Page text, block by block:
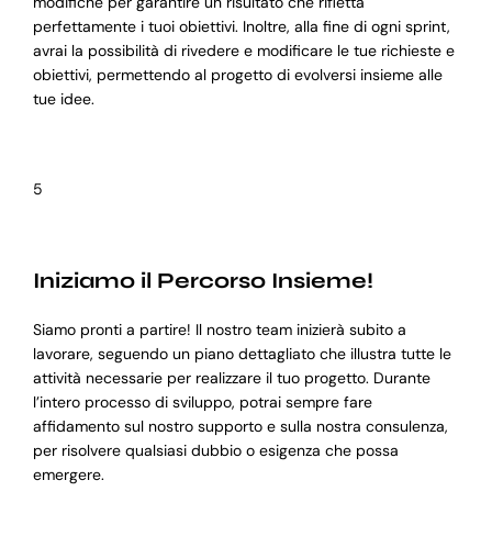
perfettamente i tuoi obiettivi. Inoltre, alla fine di ogni sprint,
avrai la possibilità di rivedere e modificare le tue richieste e
obiettivi, permettendo al progetto di evolversi insieme alle
tue idee.
5
Iniziamo il Percorso Insieme!
Siamo pronti a partire! Il nostro team inizierà subito a
lavorare, seguendo un piano dettagliato che illustra tutte le
attività necessarie per realizzare il tuo progetto. Durante
l’intero processo di sviluppo, potrai sempre fare
affidamento sul nostro supporto e sulla nostra consulenza,
per risolvere qualsiasi dubbio o esigenza che possa
emergere.